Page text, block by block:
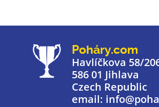
Poháry.com
Havlíčkova 58/
586 01 Jihlava
Czech Republic
email: